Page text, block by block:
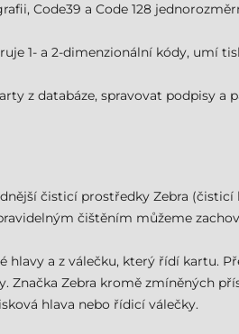
Code39 a Code 128
1- a 2-dimenzionální kódy, umí
z databáze, spravovat podpisy a
čisticí prostředky Zebra
čištěním můžeme
a z válečku, který řídí kartu.
Značka Zebra kromě zmíněných
hlava nebo řídicí válečky.